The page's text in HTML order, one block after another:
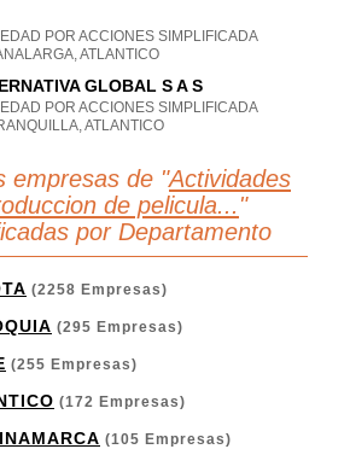
POR ACCIONES SIMPLIFICADA
ATLANTICO
GLOBAL S A S
POR ACCIONES SIMPLIFICADA
ATLANTICO
empresas de "Actividades
de pelicula... "
por Departamento
(2258 Empresas)
(295 Empresas)
(255 Empresas)
(172 Empresas)
(105 Empresas)